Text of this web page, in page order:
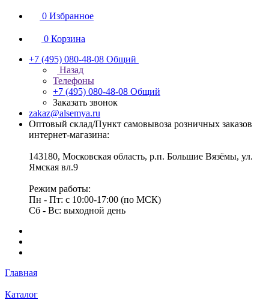
0 Избранное
0 Корзина
+7 (495) 080-48-08 Общий
Назад
Телефоны
+7 (495) 080-48-08 Общий
Заказать звонок
zakaz@alsemya.ru
Оптовый склад/Пункт самовывоза розничных заказов
интернет-магазина:
143180, Московская область, р.п. Большие Вязёмы, ул.
Ямская вл.9
Режим работы:
Пн - Пт: с 10:00-17:00 (по МСК)
Сб - Вс: выходной день
Главная
Каталог